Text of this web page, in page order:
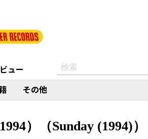
ュー
その他
）（Sunday (1994)）